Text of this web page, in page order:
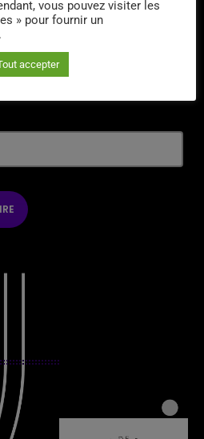
COMMENTAIRE.
vous pouvez visiter les
» pour fournir un
accepter